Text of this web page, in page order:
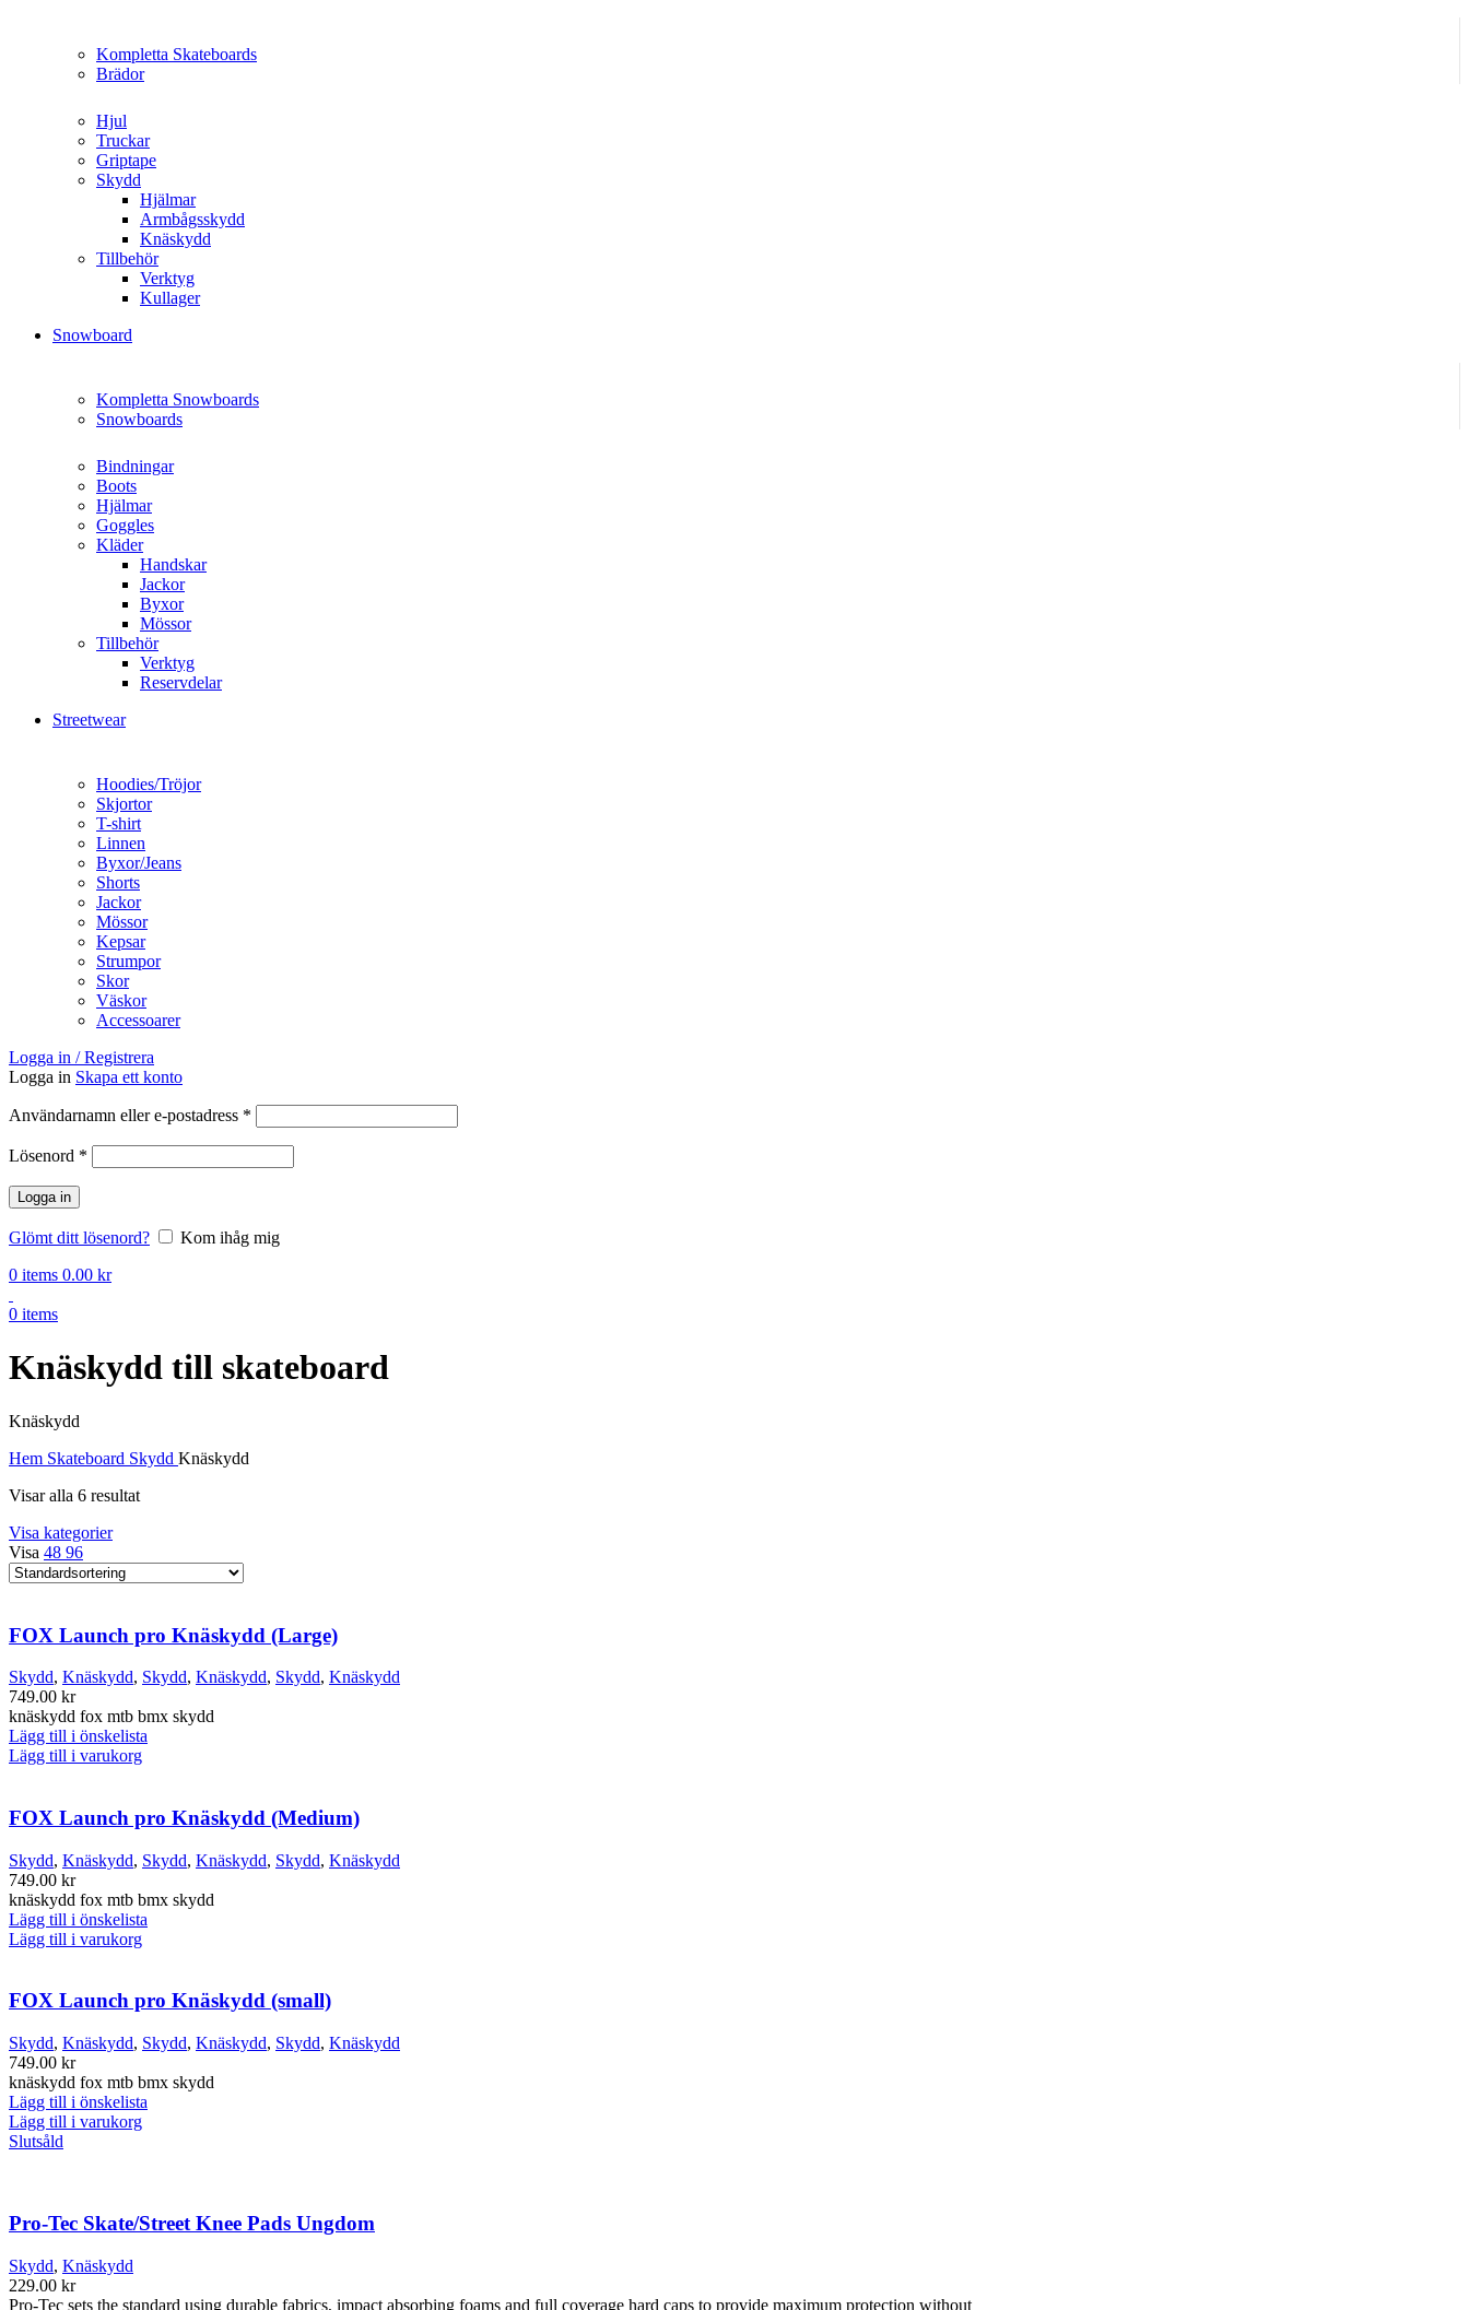
Kompletta Skateboards
Brädor
Hjul
Truckar
Griptape
Skydd
Hjälmar
Armbågsskydd
Knäskydd
Tillbehör
Verktyg
Kullager
Snowboard
Kompletta Snowboards
Snowboards
Bindningar
Boots
Hjälmar
Goggles
Kläder
Handskar
Jackor
Byxor
Mössor
Tillbehör
Verktyg
Reservdelar
Streetwear
Hoodies/Tröjor
Skjortor
T-shirt
Linnen
Byxor/Jeans
Shorts
Jackor
Mössor
Kepsar
Strumpor
Skor
Väskor
Accessoarer
Logga in / Registrera
Logga in Skapa ett konto
Användarnamn eller e-postadress *
Lösenord *
Logga in
Glömt ditt lösenord?
Kom ihåg mig
0 items 0.00 kr
0 items
Knäskydd till skateboard
Knäskydd
Hem Skateboard Skydd Knäskydd
Visar alla 6 resultat
Visa kategorier
Visa 48 96
FOX Launch pro Knäskydd (Large)
Skydd, Knäskydd, Skydd, Knäskydd, Skydd, Knäskydd
749.00 kr
knäskydd fox mtb bmx skydd
Lägg till i önskelista
Lägg till i varukorg
FOX Launch pro Knäskydd (Medium)
Skydd, Knäskydd, Skydd, Knäskydd, Skydd, Knäskydd
749.00 kr
knäskydd fox mtb bmx skydd
Lägg till i önskelista
Lägg till i varukorg
FOX Launch pro Knäskydd (small)
Skydd, Knäskydd, Skydd, Knäskydd, Skydd, Knäskydd
749.00 kr
knäskydd fox mtb bmx skydd
Lägg till i önskelista
Lägg till i varukorg
Slutsåld
Pro-Tec Skate/Street Knee Pads Ungdom
Skydd, Knäskydd
229.00 kr
Pro-Tec sets the standard using durable fabrics, impact absorbing foams and full coverage hard caps to provide maximum protection without